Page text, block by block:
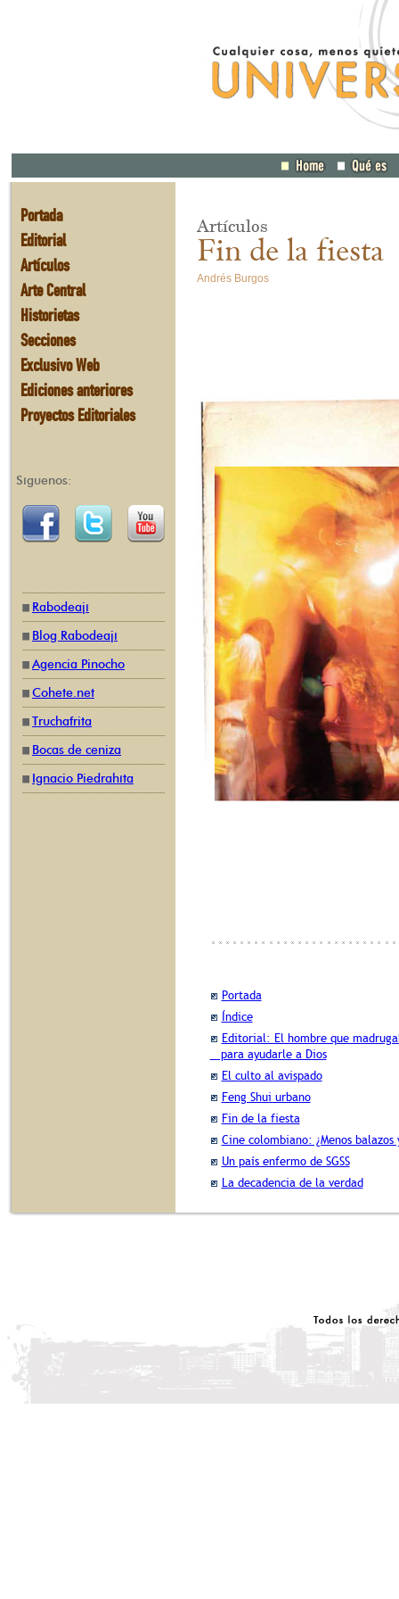
Portada
Editorial
Artículos
Arte Central
Historietas
Secciones
Exclusivo Web
Ediciones anteriores
Proyectos Editoriales
Síguenos:
Rabodeají
Blog Rabodeají
Agencia Pinocho
Cohete.net
Truchafrita
Bocas de ceniza
Ignacio Piedrahíta
Artículos
Fin de la fiesta
Andrés Burgos
Portada
Índice
Editorial: El hombre que
para ayudarle a Dios
El culto al avispado
Feng Shui urbano
Fin de la fiesta
Cine colombiano: ¿Menos balazos
Un país enfermo de SGSS
La decadencia de la verdad